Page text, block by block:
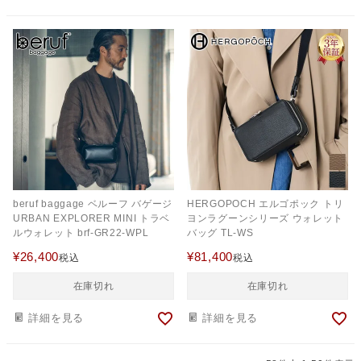
beruf baggage ベルーフ バゲージ
URBAN EXPLORER MINI トラベ
ルウォレット brf-GR22-WPL
¥26,400税込
在庫切れ
詳細を見る
HERGOPOCH エルゴポック トリ
ヨンラグーンシリーズ ウォレット
バッグ TL-WS
¥81,400税込
在庫切れ
詳細を見る